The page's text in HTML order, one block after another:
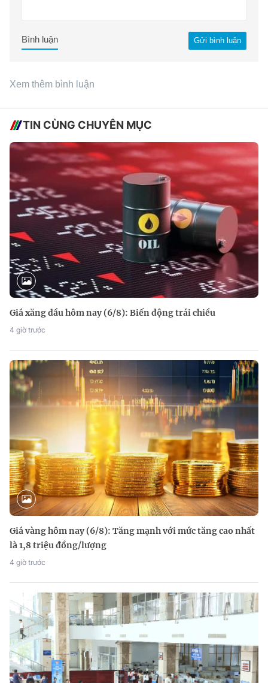
Gửi bình luận
Bình luận
Xem thêm bình luận
TIN CÙNG CHUYÊN MỤC
Giá xăng dầu hôm nay (6/8): Biến động trái chiều
4 giờ trước
Giá vàng hôm nay (6/8): Tăng mạnh với mức tăng cao nhất
là 1,8 triệu đồng/lượng
4 giờ trước